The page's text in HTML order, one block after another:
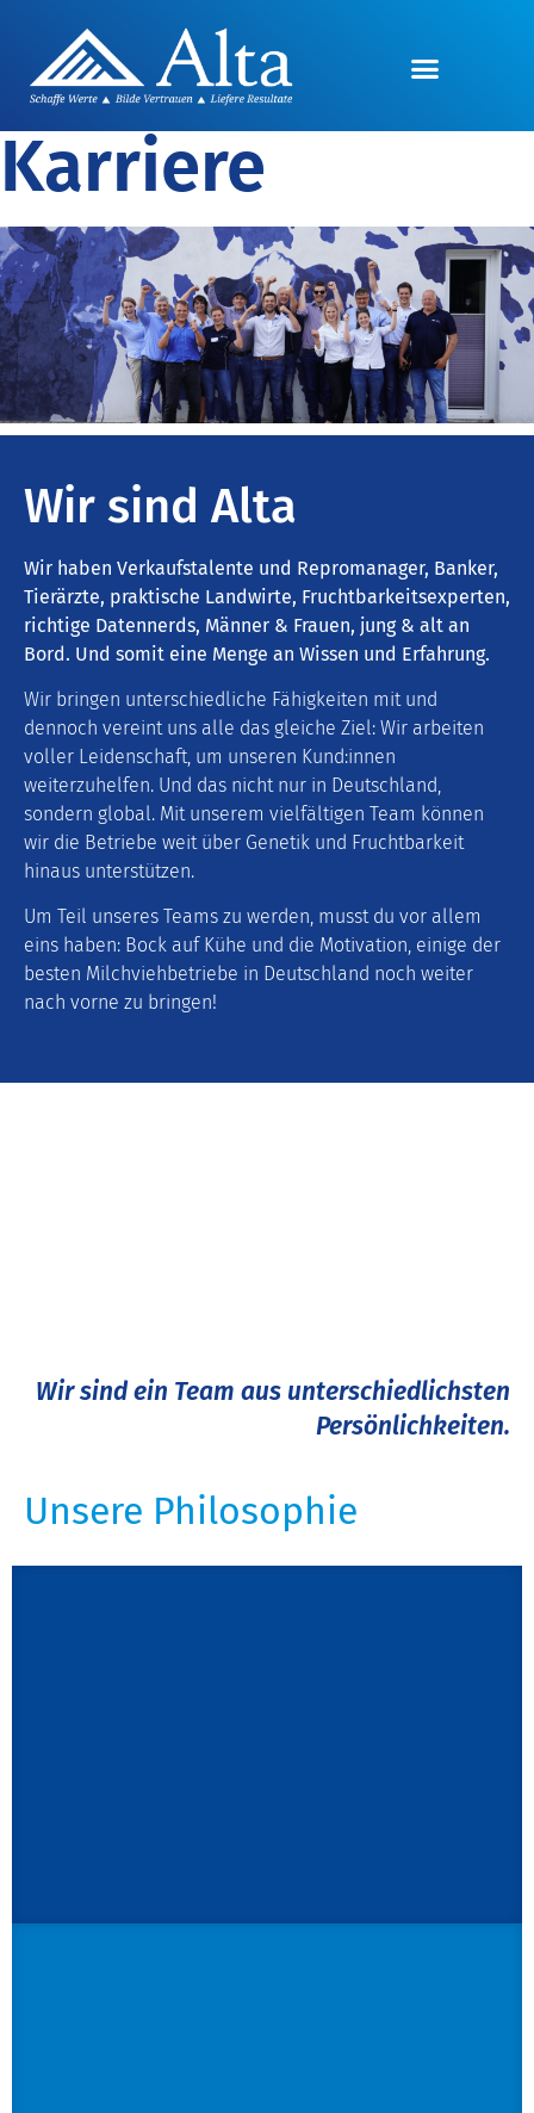
Karriere
Wir sind Alta
Wir haben Verkaufstalente und Repromanager, Banker,
Tierärzte, praktische Landwirte, Fruchtbarkeitsexperten,
richtige Datennerds, Männer & Frauen, jung & alt an
Bord. Und somit eine Menge an Wissen und Erfahrung.
Wir bringen unterschiedliche Fähigkeiten mit und
dennoch vereint uns alle das gleiche Ziel: Wir arbeiten
voller Leidenschaft, um unseren Kund:innen
weiterzuhelfen. Und das nicht nur in Deutschland,
sondern global. Mit unserem vielfältigen Team können
wir die Betriebe weit über Genetik und Fruchtbarkeit
hinaus unterstützen.
Um Teil unseres Teams zu werden, musst du vor allem
eins haben: Bock auf Kühe und die Motivation, einige der
besten Milchviehbetriebe in Deutschland noch weiter
nach vorne zu bringen!
Wir sind ein Team aus unterschiedlichsten
Persönlichkeiten.
Unsere Philosophie​